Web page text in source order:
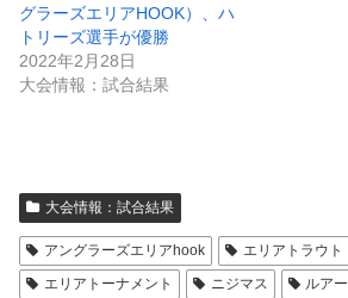
グラーズエリアHOOK）、ハ
トリーズ選手が優勝
2022年2月28日
大会情報：試合結果
大会情報：試合結果
アングラーズエリアhook
エリアトラウト
エリアトーナメント
ニジマス ルアー